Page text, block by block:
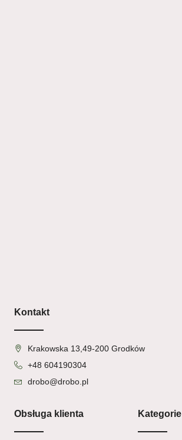
Kontakt
Krakowska 13,49-200 Grodków
+48 604190304
drobo@drobo.pl
Obsługa klienta Kategorie